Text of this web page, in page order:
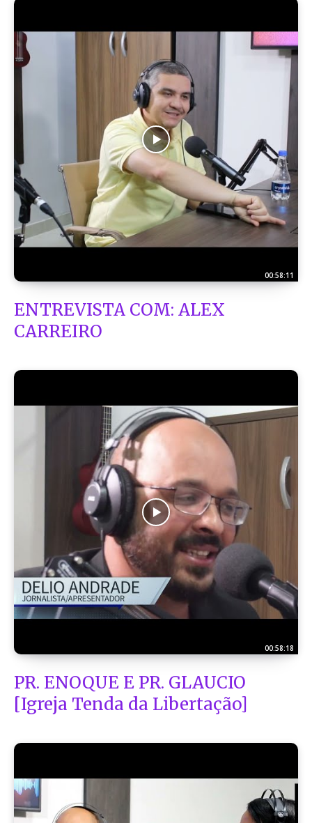
00:58:11
ENTREVISTA COM: ALEX
CARREIRO
00:58:18
PR. ENOQUE E PR. GLAUCIO
[Igreja Tenda da Libertação]